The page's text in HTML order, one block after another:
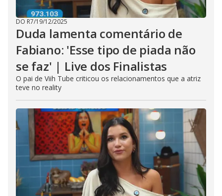
DO R7/19/12/2025
Duda lamenta comentário de
Fabiano: 'Esse tipo de piada não
se faz' | Live dos Finalistas
O pai de Viih Tube criticou os relacionamentos que a atriz
teve no reality